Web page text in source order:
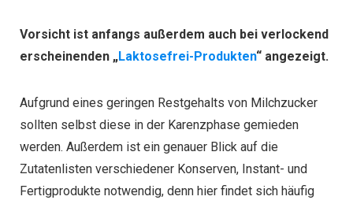
Vorsicht ist anfangs außerdem auch bei verlockend
erscheinenden „Laktosefrei-Produkten“ angezeigt.
Aufgrund eines geringen Restgehalts von Milchzucker
sollten selbst diese in der Karenzphase gemieden
werden. Außerdem ist ein genauer Blick auf die
Zutatenlisten verschiedener Konserven, Instant- und
Fertigprodukte notwendig, denn hier findet sich häufig